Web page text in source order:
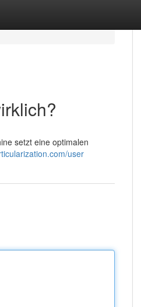
setzt eine optimalen
user